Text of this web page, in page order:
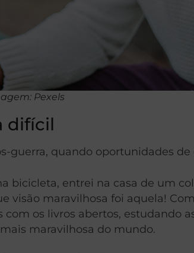
Pexels
difícil
guerra, quando oportunidades
bicicleta, entrei na casa de um
visão maravilhosa foi aquela!
os livros abertos, estudando
maravilhosa do mundo.